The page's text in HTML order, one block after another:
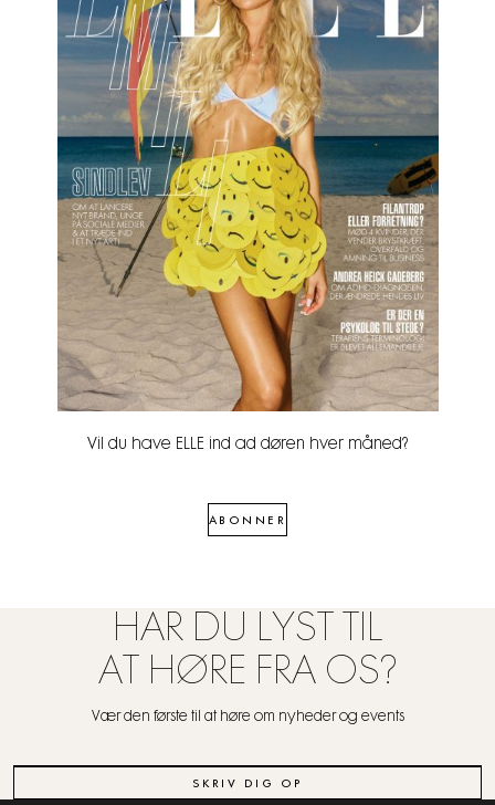
Vil du have ELLE ind ad døren hver måned?
ABONNER
HAR DU LYST TIL
AT HØRE FRA OS?
Vær den første til at høre om nyheder og events
SKRIV DIG OP